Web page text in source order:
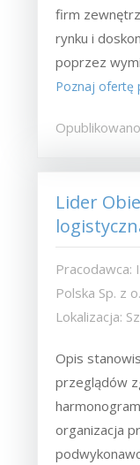
firm
rynku i
poprzez
Poznaj
Lider
Pracodawca:
Polska Sp. z
Lokalizacja:
Opis
przeglądów
organizacja